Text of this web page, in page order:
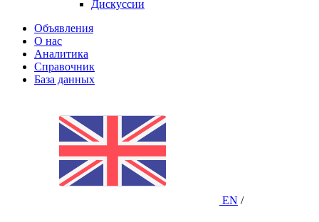
Дискуссии
Объявления
О нас
Аналитика
Справочник
База данных
EN /